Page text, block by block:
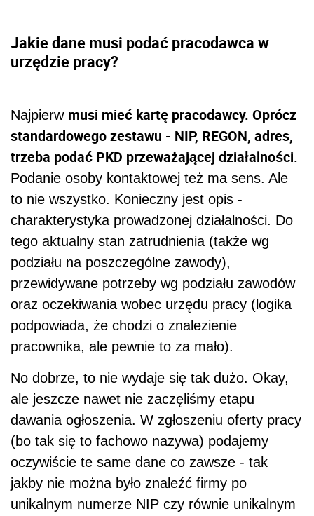
Jakie dane musi podać pracodawca w
urzędzie pracy?
Najpierw musi mieć kartę pracodawcy. Oprócz
standardowego zestawu - NIP, REGON, adres,
trzeba podać PKD przeważającej działalności.
Podanie osoby kontaktowej też ma sens. Ale
to nie wszystko. Konieczny jest opis -
charakterystyka prowadzonej działalności. Do
tego aktualny stan zatrudnienia (także wg
podziału na poszczególne zawody),
przewidywane potrzeby wg podziału zawodów
oraz oczekiwania wobec urzędu pracy (logika
podpowiada, że chodzi o znalezienie
pracownika, ale pewnie to za mało).
No dobrze, to nie wydaje się tak dużo. Okay,
ale jeszcze nawet nie zaczęliśmy etapu
dawania ogłoszenia. W zgłoszeniu oferty pracy
(bo tak się to fachowo nazywa) podajemy
oczywiście te same dane co zawsze - tak
jakby nie można było znaleźć firmy po
unikalnym numerze NIP czy równie unikalnym